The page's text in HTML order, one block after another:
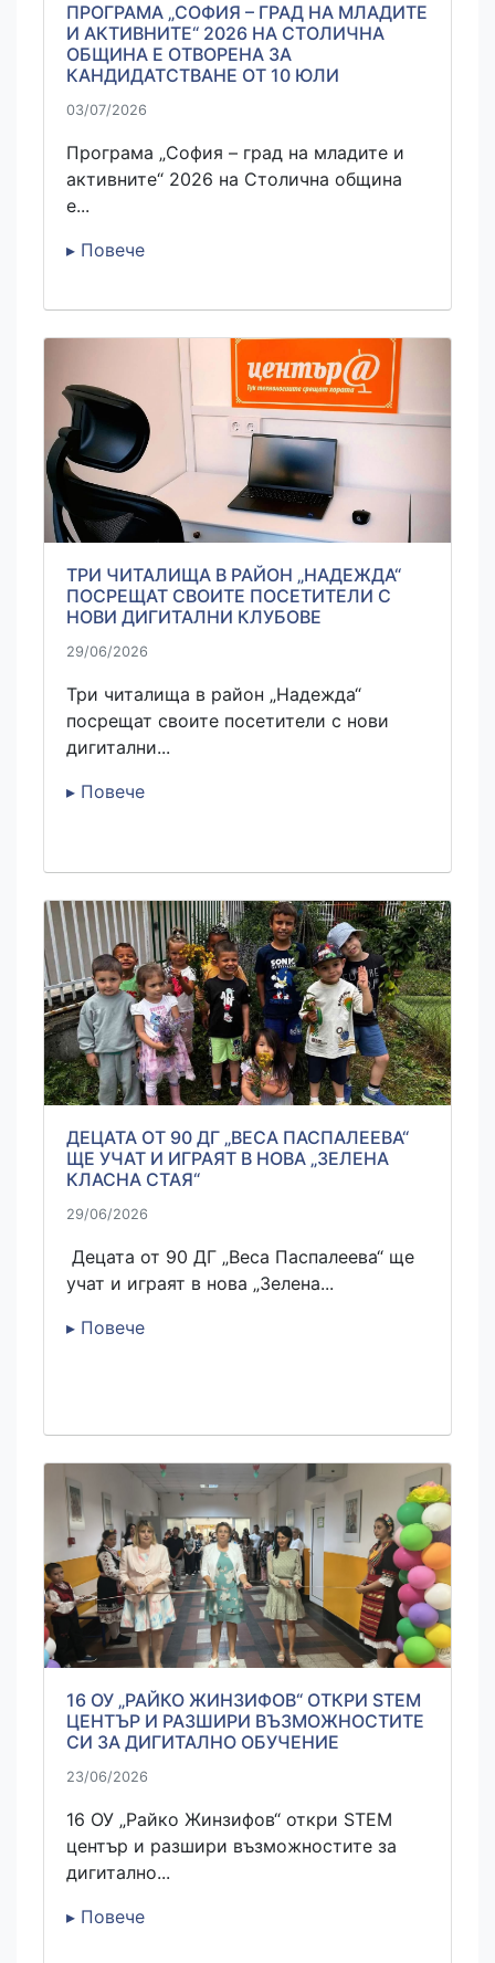
ПРОГРАМА „СОФИЯ – ГРАД НА МЛАДИТЕ
И АКТИВНИТЕ“ 2026 НА СТОЛИЧНА
ОБЩИНА Е ОТВОРЕНА ЗА
КАНДИДАТСТВАНЕ ОТ 10 ЮЛИ
03/07/2026
Програма „София – град на младите и
активните“ 2026 на Столична община
е...
▸ Повече
ТРИ ЧИТАЛИЩА В РАЙОН „НАДЕЖДА“
ПОСРЕЩАТ СВОИТЕ ПОСЕТИТЕЛИ С
НОВИ ДИГИТАЛНИ КЛУБОВЕ
29/06/2026
Три читалища в район „Надежда“
посрещат своите посетители с нови
дигитални...
▸ Повече
ДЕЦАТА ОТ 90 ДГ „ВЕСА ПАСПАЛЕЕВА“
ЩЕ УЧАТ И ИГРАЯТ В НОВА „ЗЕЛЕНА
КЛАСНА СТАЯ“
29/06/2026
Децата от 90 ДГ „Веса Паспалеева“ ще
учат и играят в нова „Зелена...
▸ Повече
16 ОУ „РАЙКО ЖИНЗИФОВ“ ОТКРИ STEM
ЦЕНТЪР И РАЗШИРИ ВЪЗМОЖНОСТИТЕ
СИ ЗА ДИГИТАЛНО ОБУЧЕНИЕ
23/06/2026
16 ОУ „Райко Жинзифов“ откри STEM
център и разшири възможностите за
дигитално...
▸ Повече